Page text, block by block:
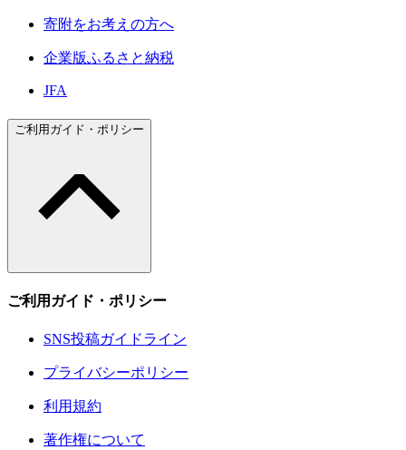
寄附をお考えの方へ
企業版ふるさと納税
JFA
ご利用ガイド・ポリシー
ご利用ガイド・ポリシー
SNS投稿ガイドライン
プライバシーポリシー
利用規約
著作権について